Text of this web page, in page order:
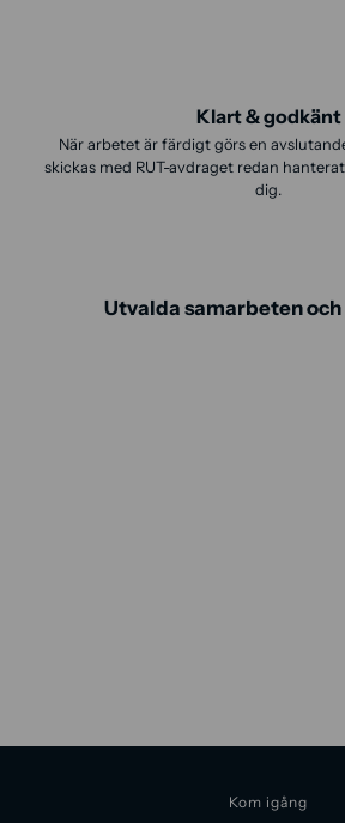
Klart & godkänt
När arbetet är färdigt görs en
skickas med RUT-avdraget redan
dig.
Utvalda samarbeten
Kom igång